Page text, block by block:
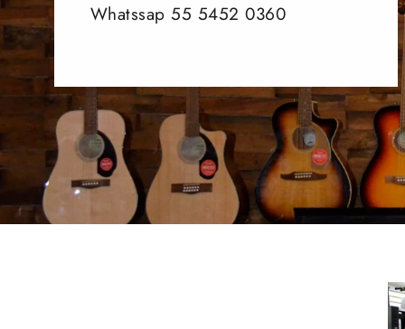
Whatssap 55 5452 0360